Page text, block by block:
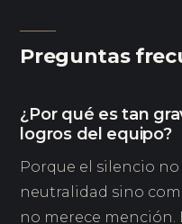
Preguntas
¿Por qué es tan
logros del equipo?
Porque el silencio
neutralidad sino
no merece mención.